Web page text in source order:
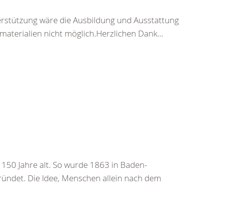
wäre die Ausbildung und Ausstattung
nicht möglich.Herzlichen Dank...
Jahre alt. So wurde 1863 in Baden-
Die Idee, Menschen allein nach dem